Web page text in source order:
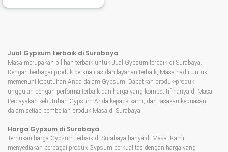
Jual Gypsum terbaik di Surabaya
Masa merupakan pilihan terbaik untuk Jual Gypsum terbaik di Surabaya.
Dengan berbagai produk berkualitas dan layanan terbaik, Masa hadir untuk
memenuhi kebutuhan Anda dalam Gypsum. Dapatkan produk-produk
unggulan dengan performa terbaik dan harga yang kompetitif hanya di Masa.
Percayakan kebutuhan Gypsum Anda kepada kami, dan rasakan kepuasan
dalam setiap pembelian produk Masa di Surabaya.
Harga Gypsum di Surabaya
Temukan harga Gypsum terbaik di Surabaya hanya di Masa. Kami
menyediakan berbagai produk Gypsum berkualitas dengan harga yang